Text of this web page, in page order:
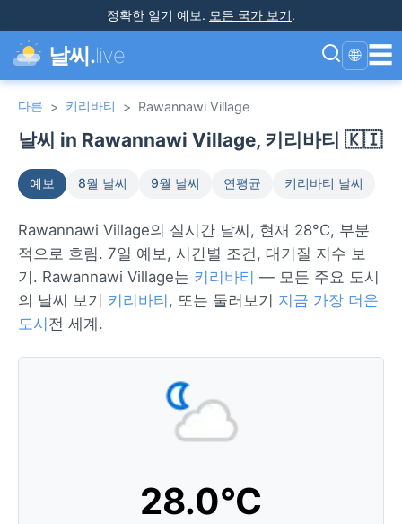
정확한 일기 예보. 모든 국가 보기.
날씨.live 🌐 ☰
다른 > 키리바티 > Rawannawi Village
날씨 in Rawannawi Village, 키리바티 🇰🇮
예보 8월 날씨 9월 날씨 연평균 키리바티 날씨
Rawannawi Village의 실시간 날씨, 현재 28°C, 부분
적으로 흐림. 7일 예보, 시간별 조건, 대기질 지수 보
기. Rawannawi Village는 키리바티 — 모든 주요 도시
의 날씨 보기 키리바티 , 또는 둘러보기 지금 가장 더운
도시 전 세계.
28.0°C